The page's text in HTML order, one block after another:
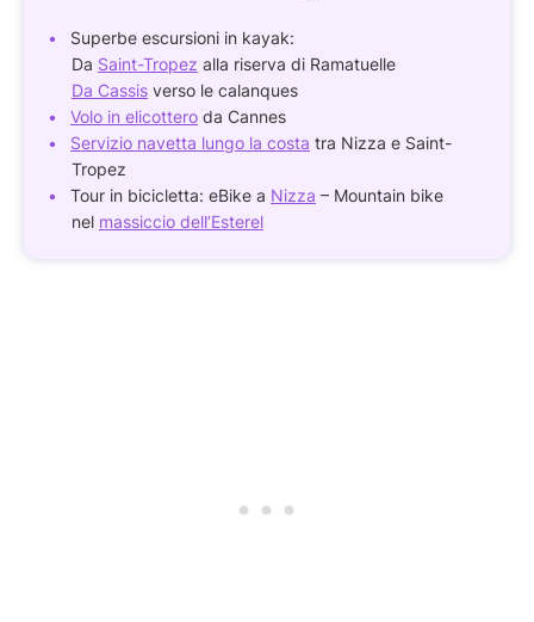
Superbe escursioni in kayak:
Da Saint-Tropez alla riserva di Ramatuelle
Da Cassis verso le calanques
Volo in elicottero da Cannes
Servizio navetta lungo la costa tra Nizza e Saint-
Tropez
Tour in bicicletta: eBike a Nizza – Mountain bike
nel massiccio dell’Esterel